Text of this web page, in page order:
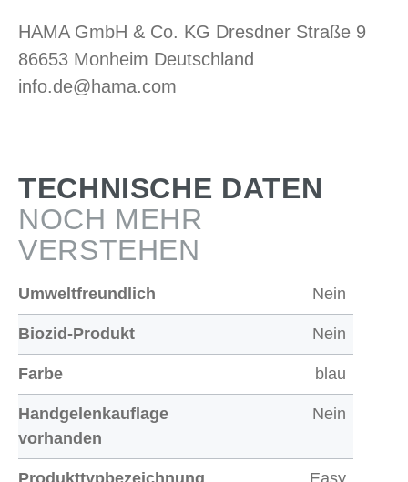
HAMA GmbH & Co. KG Dresdner Straße 9
86653 Monheim Deutschland
info.de@hama.com
TECHNISCHE DATEN
NOCH MEHR
VERSTEHEN
Umweltfreundlich Nein
Biozid-Produkt Nein
Farbe blau
Handgelenkauflage
vorhanden
Nein
Produkttypbezeichnung Easy